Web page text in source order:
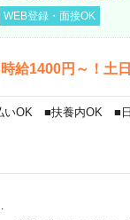
WEB登録・面接OK
1400円～！土日
いOK ■扶養内OK ■日